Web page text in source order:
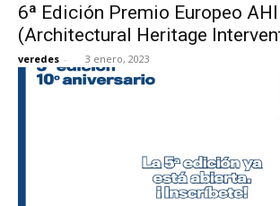
6ª Edición Premio Europeo AHI
(Architectural Heritage
veredes - 3 enero, 2023